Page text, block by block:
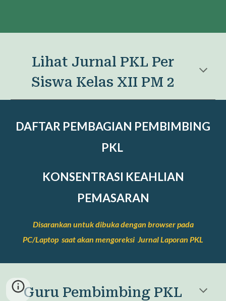
Lihat Jurnal PKL Per
Siswa Kelas XII PM 2
DAFTAR PEMBAGIAN PEMBIMBING
PKL
KONSENTRASI KEAHLIAN
PEMASARAN
Disarankan untuk dibuka dengan browser pada
PC/Laptop saat akan mengoreksi Jurnal Laporan PKL
Guru Pembimbing PKL